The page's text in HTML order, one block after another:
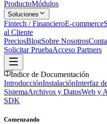
ProductoMódulos
Soluciones
Fintech / FinancieroE-commerce
al Cliente
PreciosBlogSobre Nosotros
Solicitar PruebaAcceso Partners
Índice de Documentación
IntroducciónInstalaciónInterfaz
SistemaArchivos y DatosWeb y
SDK
Comenzando